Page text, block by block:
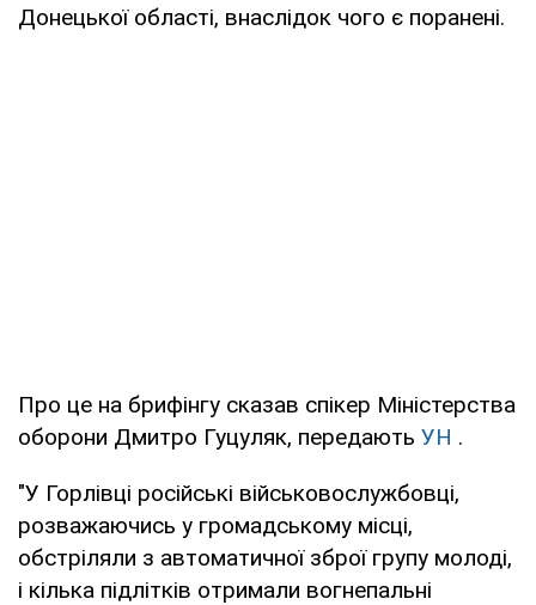
Донецької області, внаслідок чого є поранені.
Про це на брифінгу сказав спікер Міністерства
оборони Дмитро Гуцуляк, передають УН .
"У Горлівці російські військовослужбовці,
розважаючись у громадському місці,
обстріляли з автоматичної зброї групу молоді,
і кілька підлітків отримали вогнепальні